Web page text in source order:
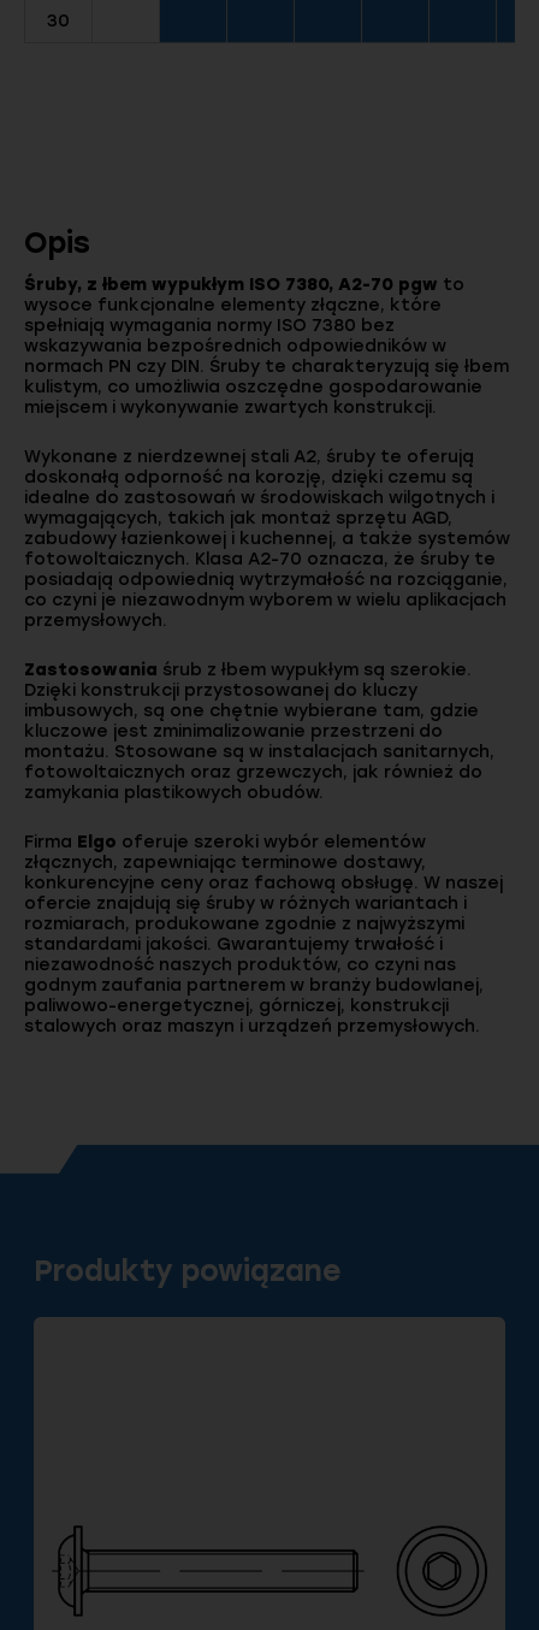
30
Opis
Śruby, z łbem wypukłym ISO 7380, A2-70 pgw to
wysoce funkcjonalne elementy złączne, które
spełniają wymagania normy ISO 7380 bez
wskazywania bezpośrednich odpowiedników w
normach PN czy DIN. Śruby te charakteryzują się łbem
kulistym, co umożliwia oszczędne gospodarowanie
miejscem i wykonywanie zwartych konstrukcji.
Wykonane z nierdzewnej stali A2, śruby te oferują
doskonałą odporność na korozję, dzięki czemu są
idealne do zastosowań w środowiskach wilgotnych i
wymagających, takich jak montaż sprzętu AGD,
zabudowy łazienkowej i kuchennej, a także systemów
fotowoltaicznych. Klasa A2-70 oznacza, że śruby te
posiadają odpowiednią wytrzymałość na rozciąganie,
co czyni je niezawodnym wyborem w wielu aplikacjach
przemysłowych.
Zastosowania śrub z łbem wypukłym są szerokie.
Dzięki konstrukcji przystosowanej do kluczy
imbusowych, są one chętnie wybierane tam, gdzie
kluczowe jest zminimalizowanie przestrzeni do
montażu. Stosowane są w instalacjach sanitarnych,
fotowoltaicznych oraz grzewczych, jak również do
zamykania plastikowych obudów.
Firma Elgo oferuje szeroki wybór elementów
złącznych, zapewniając terminowe dostawy,
konkurencyjne ceny oraz fachową obsługę. W naszej
ofercie znajdują się śruby w różnych wariantach i
rozmiarach, produkowane zgodnie z najwyższymi
standardami jakości. Gwarantujemy trwałość i
niezawodność naszych produktów, co czyni nas
godnym zaufania partnerem w branży budowlanej,
paliwowo-energetycznej, górniczej, konstrukcji
stalowych oraz maszyn i urządzeń przemysłowych.
Produkty powiązane